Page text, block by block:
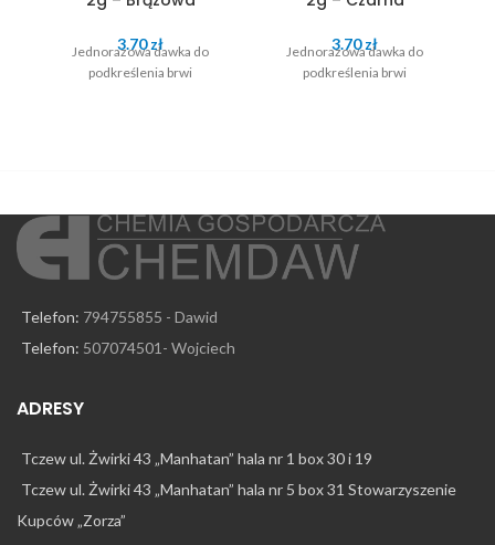
3.70zł
Jednorazowa dawka do
podkreślenia brwi
3.70zł
Jednorazowa dawka do
podkreślenia brwi
Telefon: 794755855 - Dawid
Telefon: 507074501- Wojciech
ADRESY
Tczew ul. Żwirki 43 „Manhatan” hala nr 1 box 30 i 19
Tczew ul. Żwirki 43 „Manhatan” hala nr 5 box 31 Stowarzyszenie
Kupców „Zorza”